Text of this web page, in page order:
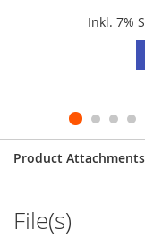
Inkl. 7%
Product Attachments
File(s)